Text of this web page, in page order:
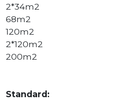
2*34m2
68m2
120m2
2*120m2
200m2
Standard: